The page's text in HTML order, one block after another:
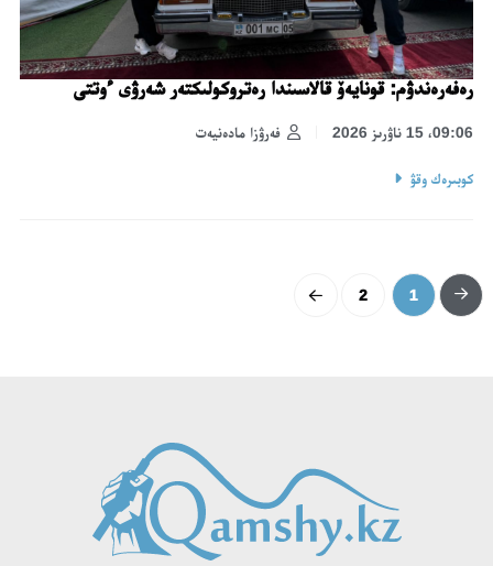
رەفەرەندۋم: قونايەۆ قالاسىندا رەتروكولىكتەر شەرۋى ءوتتى
فەرۋزا مادەنيەت 09:06، 15 ناۋرىز 2026
كوبىرەك وقۋ
1
2